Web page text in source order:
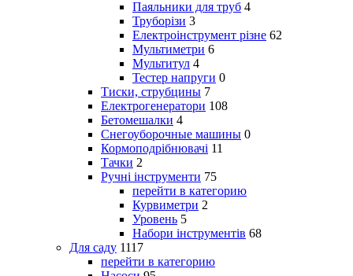
Паяльники для труб 4
Труборізи 3
Електроінструмент різне 62
Мультиметри 6
Мультитул 4
Тестер напруги 0
Тиски, струбцины 7
Електрогенератори 108
Бетомешалки 4
Снегоуборочные машины 0
Кормоподрібнювачі 11
Тачки 2
Ручні інструменти 75
перейти в категорию
Курвиметри 2
Уровень 5
Набори інструментів 68
Для саду 1117
перейти в категорию